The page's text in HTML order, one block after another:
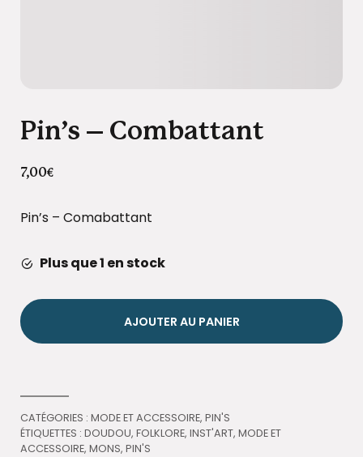
Pin’s – Combattant
7,00€
Pin’s – Comabattant
Plus que 1 en stock
AJOUTER AU PANIER
CATÉGORIES : MODE ET ACCESSOIRE, PIN'S
ÉTIQUETTES : DOUDOU, FOLKLORE, INST'ART, MODE ET
ACCESSOIRE, MONS, PIN'S